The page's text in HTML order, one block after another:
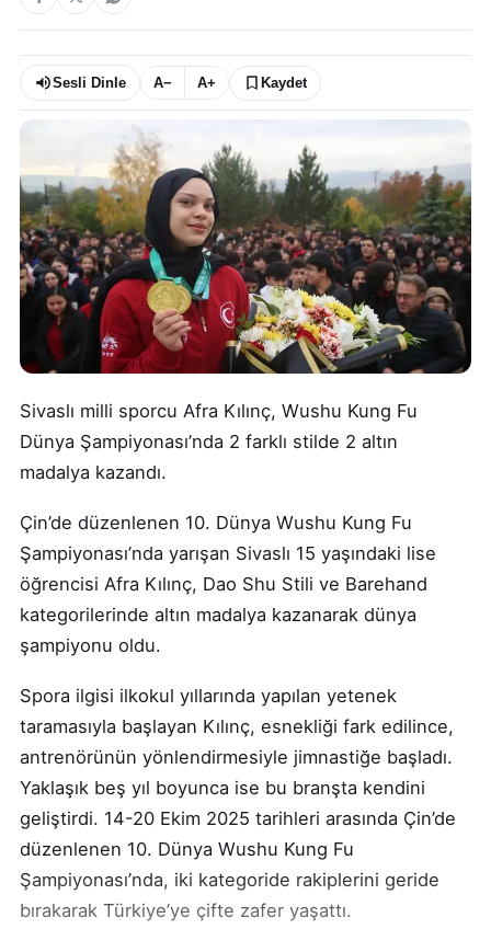
Sesli Dinle A− A+ Kaydet
Sivaslı milli sporcu Afra Kılınç, Wushu Kung Fu
Dünya Şampiyonası’nda 2 farklı stilde 2 altın
madalya kazandı.
Çin’de düzenlenen 10. Dünya Wushu Kung Fu
Şampiyonası’nda yarışan Sivaslı 15 yaşındaki lise
öğrencisi Afra Kılınç, Dao Shu Stili ve Barehand
kategorilerinde altın madalya kazanarak dünya
şampiyonu oldu.
Spora ilgisi ilkokul yıllarında yapılan yetenek
taramasıyla başlayan Kılınç, esnekliği fark edilince,
antrenörünün yönlendirmesiyle jimnastiğe başladı.
Yaklaşık beş yıl boyunca ise bu branşta kendini
geliştirdi. 14-20 Ekim 2025 tarihleri arasında Çin’de
düzenlenen 10. Dünya Wushu Kung Fu
Şampiyonası’nda, iki kategoride rakiplerini geride
bırakarak Türkiye’ye çifte zafer yaşattı.